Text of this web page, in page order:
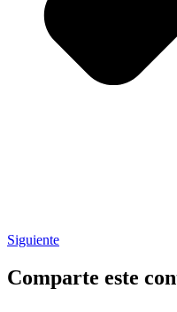
Siguiente
Comparte este